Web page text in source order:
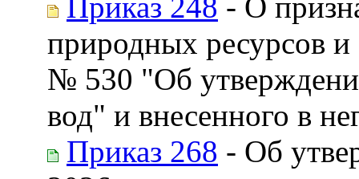
Приказ 248 - О
природных ресурсов
№ 530 "Об
вод" и внесенного в
Приказ 268 - Об